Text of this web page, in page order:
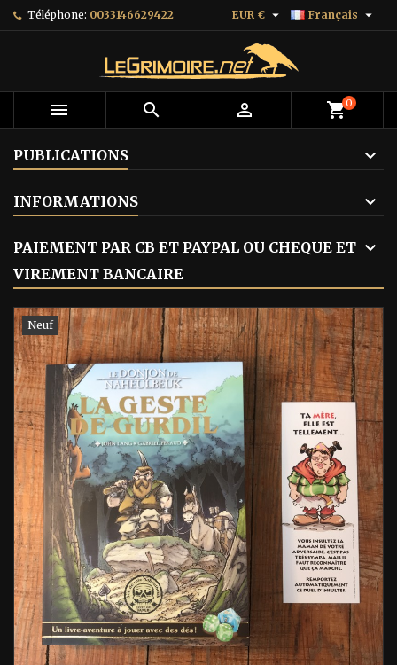
Téléphone: 0033146629422 Français 
EUR € 
   shopping_cart0
PUBLICATIONS
INFORMATIONS
PAIEMENT PAR CB ET PAYPAL OU CHEQUE ET
VIREMENT BANCAIRE
Neuf